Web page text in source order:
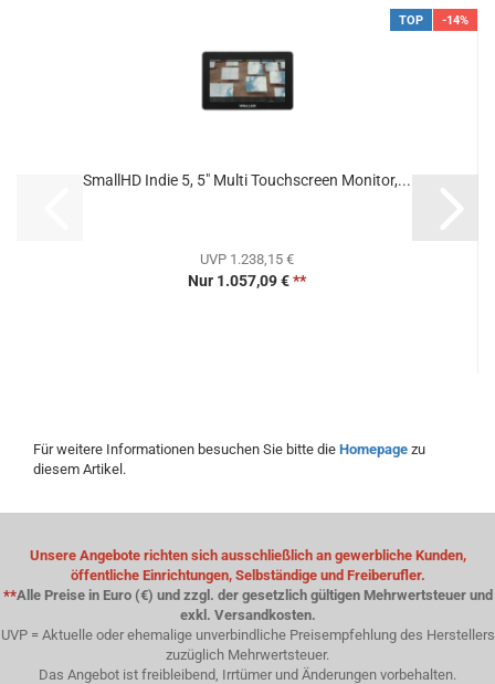
TOP -14%
SmallHD Indie 5, 5" Multi Touchscreen Monitor,...
UVP 1.238,15 €
Nur 1.057,09 €**
Für weitere Informationen besuchen Sie bitte die Homepage zu
diesem Artikel.
Unsere Angebote richten sich ausschließlich an gewerbliche Kunden,
öffentliche Einrichtungen, Selbständige und Freiberufler.
**Alle Preise in Euro (€) und zzgl. der gesetzlich gültigen Mehrwertsteuer und
exkl. Versandkosten.
UVP = Aktuelle oder ehemalige unverbindliche Preisempfehlung des Herstellers
zuzüglich Mehrwertsteuer.
Das Angebot ist freibleibend, Irrtümer und Änderungen vorbehalten.